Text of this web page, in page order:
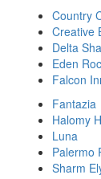
Country
Creative
Delta
Eden
Falcon
Fantazia
Halomy
Luna
Palermo
Sharm